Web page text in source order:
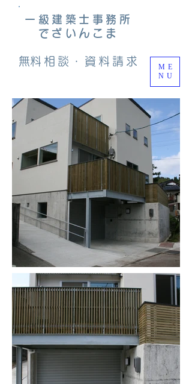
​無料相談・資料請求
一級建築士事務所
でざいんこま
ME
NU